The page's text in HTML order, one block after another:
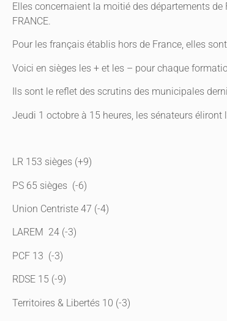
Elles concernaient la moitié des départements de
FRANCE.
Pour les français établis hors de France, elles
Voici en sièges les + et les – pour chaque
Ils sont le reflet des scrutins des municipales
Jeudi 1 octobre à 15 heures, les sénateurs
LR 153 sièges (+9)
PS 65 sièges (-6)
Union Centriste 47 (-4)
LAREM 24 (-3)
PCF 13 (-3)
RDSE 15 (-9)
Territoires & Libertés 10 (-3)